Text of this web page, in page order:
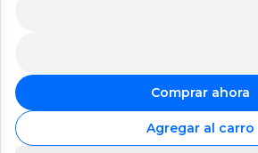
Comprar ahora
Agregar al carro